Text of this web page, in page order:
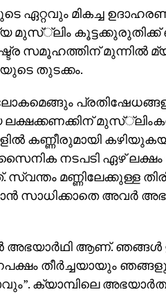
ഏറ്റവും മികച്ച
മുസ്്‌ലിം കൂട്ടക്കുരുതിക്ക്
സമൂഹത്തിന് മുന്നില്‍
തുടക്കം.
ലോകമെങ്ങും
ലക്ഷക്കണക്കിന്
കണ്ണീരുമായി
നടപടി ഏഴ്
മണ്ണിലേക്കുള്ള
സാധിക്കാതെ അവര്‍
അഭയാര്‍ഥി ആണ്.
തീര്‍ച്ചയായും
ക്യാമ്പിലെ